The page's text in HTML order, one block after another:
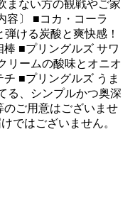
まない方の観戦やご家
容〕 ■コカ・コーラ
ける炭酸と爽快感！
■プリングルズ サワ
リームの酸味とオニオ
■プリングルズ うま
る、シンプルかつ奥深
ご用意はございませ
ではございません。